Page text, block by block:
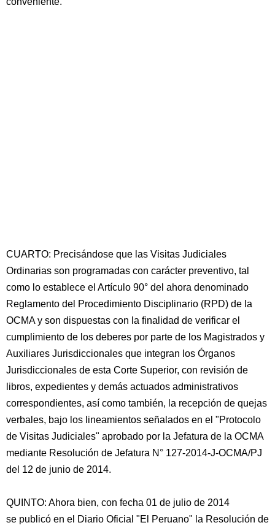
CUARTO: Precisándose que las Visitas Judiciales
Ordinarias son programadas con carácter preventivo, tal
como lo establece el Artículo 90° del ahora denominado
Reglamento del Procedimiento Disciplinario (RPD) de la
OCMA y son dispuestas con la finalidad de verificar el
cumplimiento de los deberes por parte de los Magistrados y
Auxiliares Jurisdiccionales que integran los Órganos
Jurisdiccionales de esta Corte Superior, con revisión de
libros, expedientes y demás actuados administrativos
correspondientes, así como también, la recepción de quejas
verbales, bajo los lineamientos señalados en el "Protocolo
de Visitas Judiciales" aprobado por la Jefatura de la OCMA
mediante Resolución de Jefatura N° 127-2014-J-OCMA/PJ
del 12 de junio de 2014.
QUINTO: Ahora bien, con fecha 01 de julio de 2014
se publicó en el Diario Oficial "El Peruano" la Resolución de